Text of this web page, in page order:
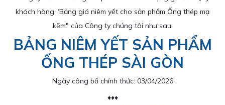
khách hàng "Bảng giá niêm yết cho sản phẩm Ống thép mạ
kẽm" của Công ty chúng tôi như sau:
BẢNG NIÊM YẾT SẢN PHẨM
ỐNG THÉP SÀI GÒN
Ngày công bố chính thức: 03/04/2026
♦♦♦